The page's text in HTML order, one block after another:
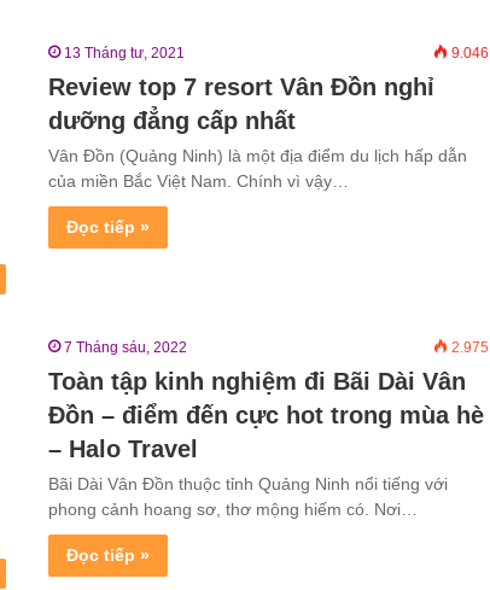
13 Tháng tư, 2021 9.046
Review top 7 resort Vân Đồn nghỉ
dưỡng đẳng cấp nhất
Vân Đồn (Quảng Ninh) là một địa điểm du lịch hấp dẫn
của miền Bắc Việt Nam. Chính vì vậy…
Đọc tiếp »
7 Tháng sáu, 2022 2.975
Toàn tập kinh nghiệm đi Bãi Dài Vân
Đồn – điểm đến cực hot trong mùa hè
– Halo Travel
Bãi Dài Vân Đồn thuộc tỉnh Quảng Ninh nổi tiếng với
phong cảnh hoang sơ, thơ mộng hiếm có. Nơi…
Đọc tiếp »